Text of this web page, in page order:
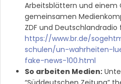
Arbeitsblättern und einem
gemeinsamen
ZDF und Deutschlandradio
https://www.br.de/
schulen/un-wahrheiten-
fake-news-100.html
So arbeiten Medien: